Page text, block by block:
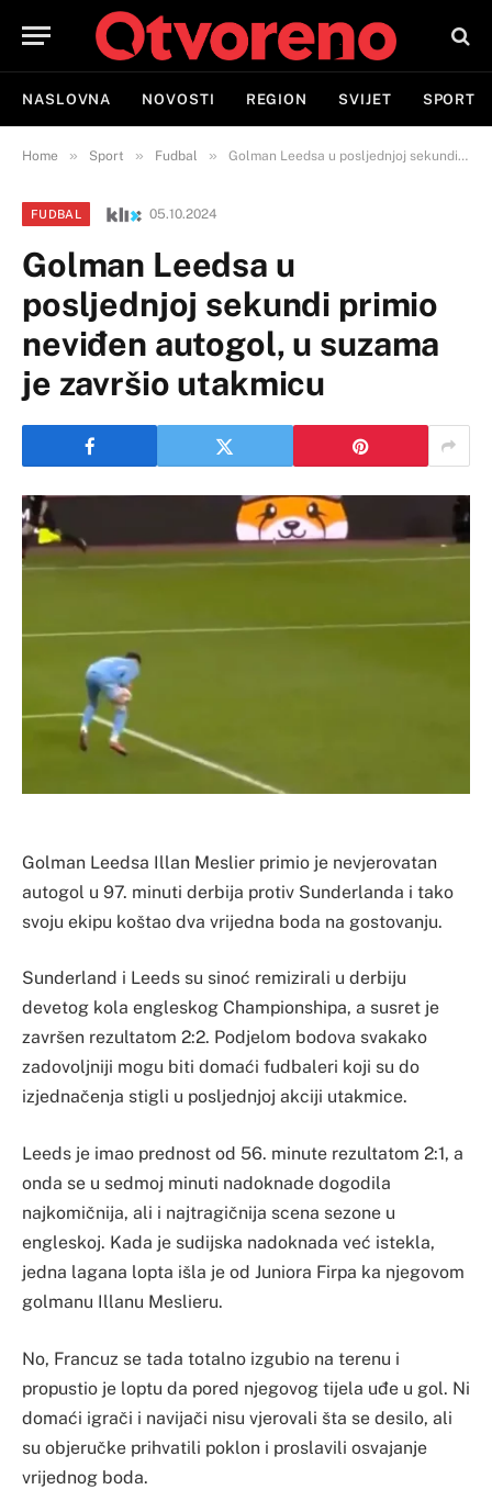
NASLOVNA NOVOSTI REGION SVIJET SPORT
Home » Sport » Fudbal » Golman Leedsa u posljednjoj sekundi primio neviđen autogol, u suzama je završio utakmicu
FUDBAL 05.10.2024
Golman Leedsa u
posljednjoj sekundi primio
neviđen autogol, u suzama
je završio utakmicu
Golman Leedsa Illan Meslier primio je nevjerovatan
autogol u 97. minuti derbija protiv Sunderlanda i tako
svoju ekipu koštao dva vrijedna boda na gostovanju.
Sunderland i Leeds su sinoć remizirali u derbiju
devetog kola engleskog Championshipa, a susret je
završen rezultatom 2:2. Podjelom bodova svakako
zadovoljniji mogu biti domaći fudbaleri koji su do
izjednačenja stigli u posljednjoj akciji utakmice.
Leeds je imao prednost od 56. minute rezultatom 2:1, a
onda se u sedmoj minuti nadoknade dogodila
najkomičnija, ali i najtragičnija scena sezone u
engleskoj. Kada je sudijska nadoknada već istekla,
jedna lagana lopta išla je od Juniora Firpa ka njegovom
golmanu Illanu Meslieru.
No, Francuz se tada totalno izgubio na terenu i
propustio je loptu da pored njegovog tijela uđe u gol. Ni
domaći igrači i navijači nisu vjerovali šta se desilo, ali
su objeručke prihvatili poklon i proslavili osvajanje
vrijednog boda.